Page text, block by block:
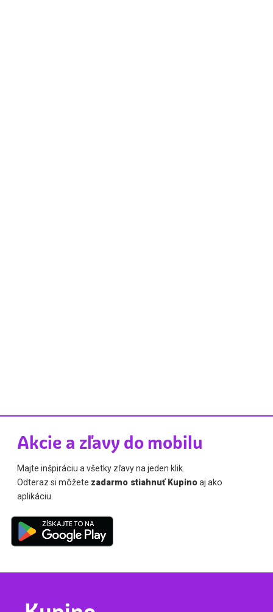
Akcie a zľavy do mobilu
Majte inšpiráciu a všetky zľavy na jeden klik.
Odteraz si môžete zadarmo stiahnuť Kupinoaj ako
aplikáciu.